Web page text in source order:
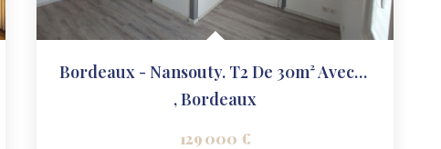
Bordeaux - Nansouty. T2 De 30m² Avec Terrasse.
,Bordeaux
129 000 €